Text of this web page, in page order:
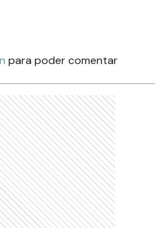
para poder comentar